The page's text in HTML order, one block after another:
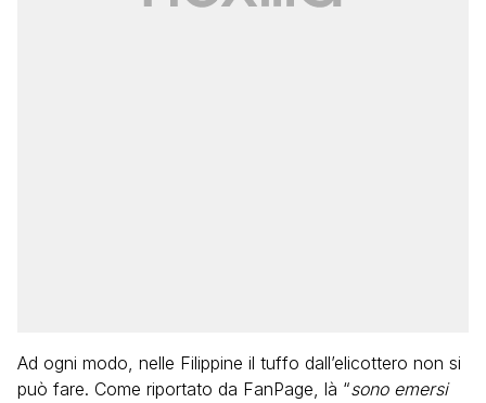
Ad ogni modo, nelle Filippine il tuffo dall’elicottero non si
può fare. Come riportato da FanPage, là “sono emersi